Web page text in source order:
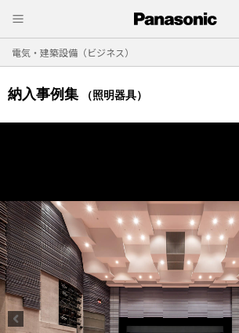
電気・建築設備（ビジネス）
納入事例集 （照明器具）